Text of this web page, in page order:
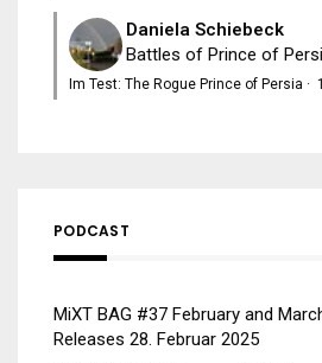
Daniela Schiebeck
Battles of Prince of
Im Test: The Rogue Prince of Persia ·
PODCAST
MiXT BAG #37 February and
Releases 28. Februar 2025